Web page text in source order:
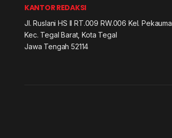
KANTOR REDAKSI
Jl. Ruslani HS II RT.009 RW.006 Kel.
Kec. Tegal Barat, Kota Tegal
Jawa Tengah 52114